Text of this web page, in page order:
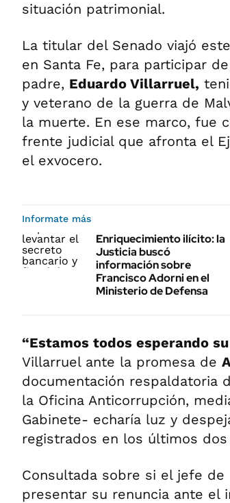
situación patrimonial.
La titular del Senado viajó
en Santa Fe, para participar
padre, Eduardo Villarruel,
y veterano de la guerra de
la muerte. En ese marco, fue
frente judicial que afronta el
el exvocero.
Informate más
Enriquecimiento ilícito: la
Justicia buscó
información sobre
Francisco Adorni en el
Ministerio de Defensa
“Estamos todos esperando
Villarruel ante la promesa de
documentación respaldatoria
la Oficina Anticorrupción,
Gabinete- echaría luz y
registrados en los últimos dos
Consultada sobre si el jefe
presentar su renuncia ante el